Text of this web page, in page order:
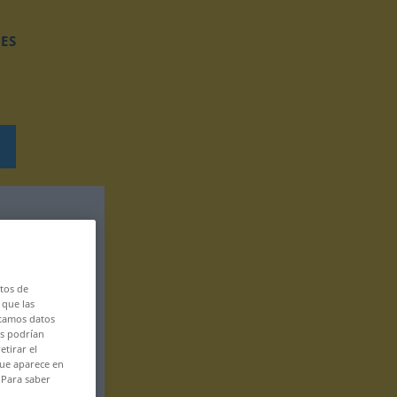
ES
de
las
datos
podrían
el
aparece en
saber